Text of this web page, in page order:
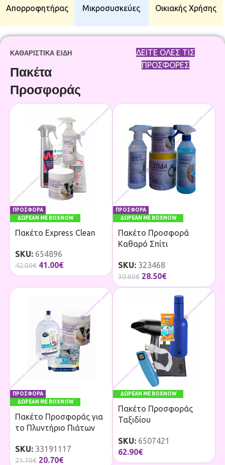
Απορροφητήρας Μικροσυσκεύες Οικιακής Χρήσης
ΚΑΘΑΡΙΣΤΙΚΑ ΕΙΔΗ
Πακέτα
Προσφοράς
ΔΕΙΤΕ ΟΛΕΣ ΤΙΣ
ΠΡΟΣΦΟΡΕΣ
ΠΡΟΣΦΟΡΑ
ΔΩΡΕΑΝ ΜΕ BOXNOW
Πακέτο Express Clean
SKU: 654896
42.00€ 41.00€
ΠΡΟΣΦΟΡΑ
ΔΩΡΕΑΝ ΜΕ BOXNOW
Πακέτο Προσφορά
Καθαρό Σπίτι
SKU: 323468
30.60€ 28.50€
ΠΡΟΣΦΟΡΑ
ΔΩΡΕΑΝ ΜΕ BOXNOW
Πακέτο Προσφοράς για
το Πλυντήριο Πιάτων
SKU: 33191117
21.70€ 20.70€
ΔΩΡΕΑΝ ΜΕ BOXNOW
Πακέτο Προσφοράς
Ταξιδίου
SKU: 6507421
62.90€